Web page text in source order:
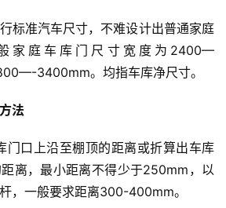
标准汽车尺寸，不难设计出普通家庭
家庭车库门尺寸宽度为2400—
3400mm。均指车库净尺寸。
法
门口上沿至棚顶的距离或折算出车库
离，最小距离不得少于250mm，以
，一般要求距离300-400mm。